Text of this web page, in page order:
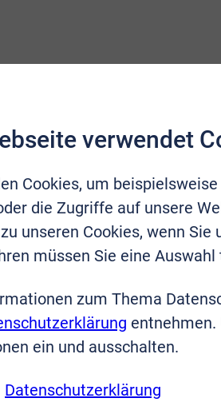
verwendet
Cookies, um
die Zugriffe auf unsere
unseren Cookies, wenn
müssen Sie eine
zum Thema
entnehmen.
ein und ausschalten.
Datenschutzerklärung